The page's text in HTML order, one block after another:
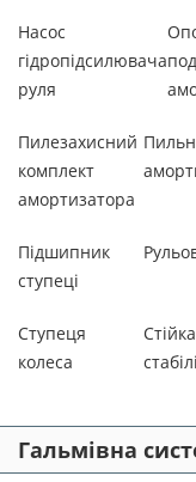
Насос
гідропідсилювача
руля
Пилезахисний
комплект
амортизатора
Підшипник
ступеці
Ступеця
колеса
Стійка
Гальмівна